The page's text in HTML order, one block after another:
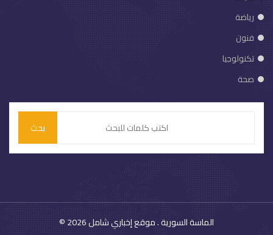
رياضة
فنون
تكنولوجيا
صحة
بحث
© 2026 الماسة السورية. موقع إخباري شامل